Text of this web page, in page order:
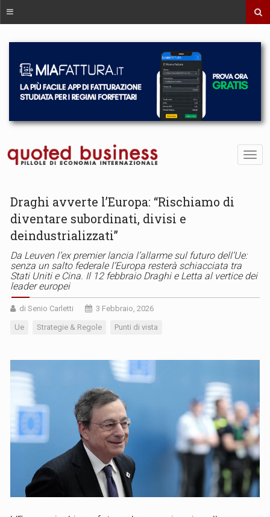
Draghi avverte l’Europa: “Rischiamo di
diventare subordinati, divisi e
deindustrializzati”
Da Leuven l’ex premier lancia l’allarme sul futuro dell’Ue:
senza un salto federale l’Europa resterà schiacciata tra
Stati Uniti e Cina. Il 12 febbraio Draghi e Letta al vertice dei
leader europei
di Senio Carletti 3 Febbraio, 2026
Ue Strategie & Regole Punti di vista